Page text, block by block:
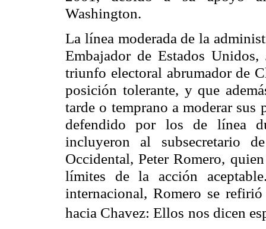
Washington.
La línea moderada de la
Embajador de Estados
triunfo electoral abrumador de
posición tolerante, y que
tarde o temprano a moderar
defendido por los de línea
incluyeron al subsecretario
Occidental, Peter Romero,
límites de la acción
internacional, Romero se
hacia Chavez: Ellos nos dicen